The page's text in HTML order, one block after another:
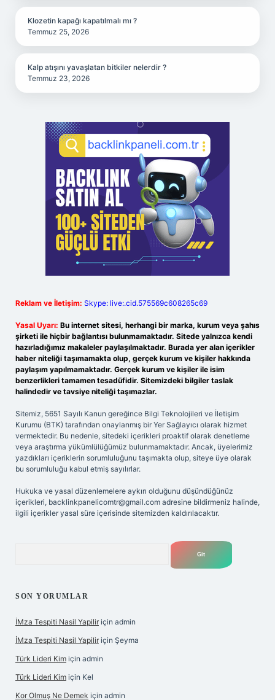
Klozetin kapağı kapatılmalı mı ?
Temmuz 25, 2026
Kalp atışını yavaşlatan bitkiler nelerdir ?
Temmuz 23, 2026
Reklam ve İletişim: Skype: live:.cid.575569c608265c69
Yasal Uyarı: Bu internet sitesi, herhangi bir marka, kurum veya şahıs
şirketi ile hiçbir bağlantısı bulunmamaktadır. Sitede yalnızca kendi
hazırladığımız makaleler paylaşılmaktadır. Burada yer alan içerikler
haber niteliği taşımamakta olup, gerçek kurum ve kişiler hakkında
paylaşım yapılmamaktadır. Gerçek kurum ve kişiler ile isim
benzerlikleri tamamen tesadüfidir. Sitemizdeki bilgiler taslak
halindedir ve tavsiye niteliği taşımazlar.
Sitemiz, 5651 Sayılı Kanun gereğince Bilgi Teknolojileri ve İletişim
Kurumu (BTK) tarafından onaylanmış bir Yer Sağlayıcı olarak hizmet
vermektedir. Bu nedenle, sitedeki içerikleri proaktif olarak denetleme
veya araştırma yükümlülüğümüz bulunmamaktadır. Ancak, üyelerimiz
yazdıkları içeriklerin sorumluluğunu taşımakta olup, siteye üye olarak
bu sorumluluğu kabul etmiş sayılırlar.
Hukuka ve yasal düzenlemelere aykırı olduğunu düşündüğünüz
içerikleri, backlinkpanelicomtr@gmail.com adresine bildirmeniz halinde,
ilgili içerikler yasal süre içerisinde sitemizden kaldırılacaktır.
SON YORUMLAR
İMza Tespiti Nasil Yapilir için admin
İMza Tespiti Nasil Yapilir için Şeyma
Türk Lideri Kim için admin
Türk Lideri Kim için Kel
Kor Olmuş Ne Demek için admin